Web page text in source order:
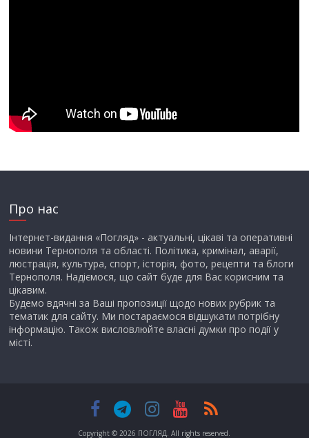
Про нас
Інтернет-видання «Погляд» - актуальні, цікаві та оперативні
новини Тернополя та області. Політика, кримінал, аварії,
люстрація, культура, спорт, історія, фото, рецепти та блоги
Тернополя. Надіємося, що сайт буде для Вас корисним та
цікавим.
Будемо вдячні за Ваші пропозиції щодо нових рубрик та
тематик для сайту. Ми постараємося відшукати потрібну
інформацію. Також висловлюйте власні думки про події у
місті.
Copyright © 2026 ПОГЛЯД . All rights reserved.